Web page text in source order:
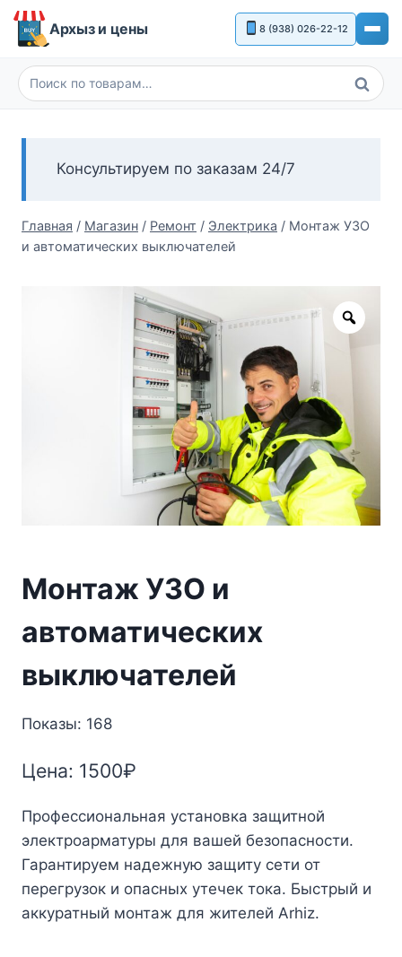
Перейти
Архыз и цены 8 (938) 026-22-12
Искать:
Поиск
Консультируем по заказам 24/7
Главная / Магазин / Ремонт / Электрика / Монтаж УЗО
и автоматических выключателей
Zoom
Монтаж УЗО и
автоматических
выключателей
Показы: 168
Цена: 1500₽
Профессиональная установка защитной
электроарматуры для вашей безопасности.
Гарантируем надежную защиту сети от
перегрузок и опасных утечек тока. Быстрый и
аккуратный монтаж для жителей Arhiz.